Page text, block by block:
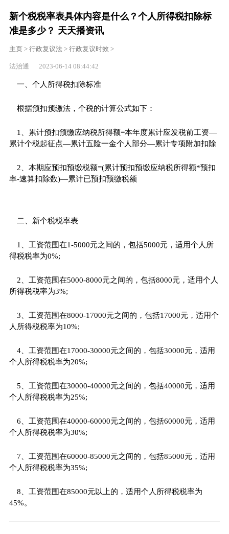
新个税税率表具体内容是什么？个人所得税扣除标
准是多少？ 天天播资讯
主页> 行政复议法> 行政复议时效 >
法治通 2023-06-14 08:44:42
一、个人所得税扣除标准
根据预扣预缴法，个税的计算公式如下：
1、累计预扣预缴应纳税所得额=本年度累计应发税前工资—
累计个税起征点—累计五险一金个人部分—累计专项附加扣除
2、本期应预扣预缴税额=(累计预扣预缴应纳税所得额*预扣
率-速算扣除数)—累计已预扣预缴税额
二、新个税税率表
1、工资范围在1-5000元之间的，包括5000元，适用个人所
得税税率为0%;
2、工资范围在5000-8000元之间的，包括8000元，适用个人
所得税税率为3%;
3、工资范围在8000-17000元之间的，包括17000元，适用个
人所得税税率为10%;
4、工资范围在17000-30000元之间的，包括30000元，适用
个人所得税税率为20%;
5、工资范围在30000-40000元之间的，包括40000元，适用
个人所得税税率为25%;
6、工资范围在40000-60000元之间的，包括60000元，适用
个人所得税税率为30%;
7、工资范围在60000-85000元之间的，包括85000元，适用
个人所得税税率为35%;
8、工资范围在85000元以上的，适用个人所得税税率为
45%。